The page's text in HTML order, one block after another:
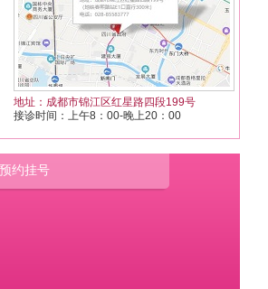
地址：成都市锦江区红星路四段199号
接诊时间：上午8：00-晚上20：00
预约挂号